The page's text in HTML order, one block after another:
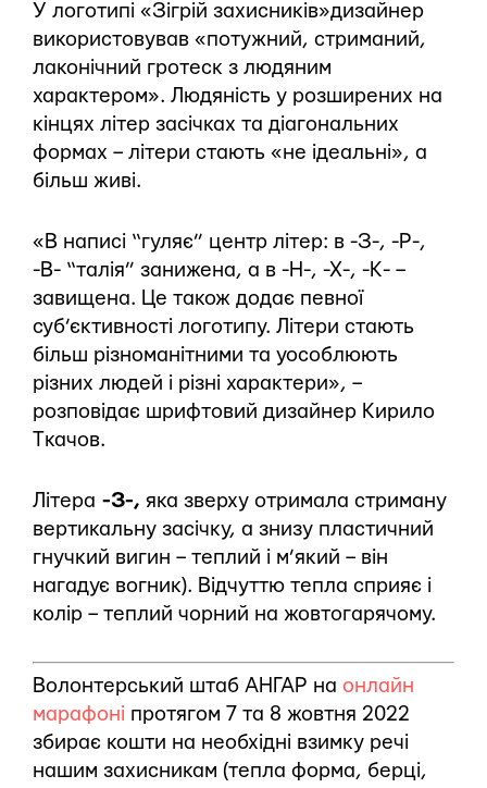
У логотипі «Зігрій захисників»дизайнер
використовував «потужний, стриманий,
лаконічний гротеск з людяним
характером». Людяність у розширених на
кінцях літер засічках та діагональних
формах – літери стають «не ідеальні», а
більш живі.
«В написі “гуляє” центр літер: в -З-, -Р-,
-В- “талія” занижена, а в -Н-, -Х-, -К- –
завищена. Це також додає певної
суб’єктивності логотипу. Літери стають
більш різноманітними та уособлюють
різних людей і різні характери», –
розповідає шрифтовий дизайнер Кирило
Ткачов.
Літера -З-, яка зверху отримала стриману
вертикальну засічку, а знизу пластичний
гнучкий вигин – теплий і м’який – він
нагадує вогник). Відчуттю тепла сприяє і
колір – теплий чорний на жовтогарячому.
Волонтерський штаб АНГАР на онлайн
марафоні протягом 7 та 8 жовтня 2022
збирає кошти на необхідні взимку речі
нашим захисникам (тепла форма, берці,